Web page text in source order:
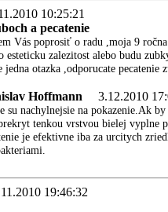
10:25:21
a pecatenie
Vás poprosiť o radu ,moja 9
esteticku zalezitost alebo budu
jedna otazka ,odporucate
Hoffmann 3.12.2010
su nachylnejsie na pokazenie.Ak
tenkou vrstvou bielej vyplne
je efektivne iba za urcitych
19:46:32